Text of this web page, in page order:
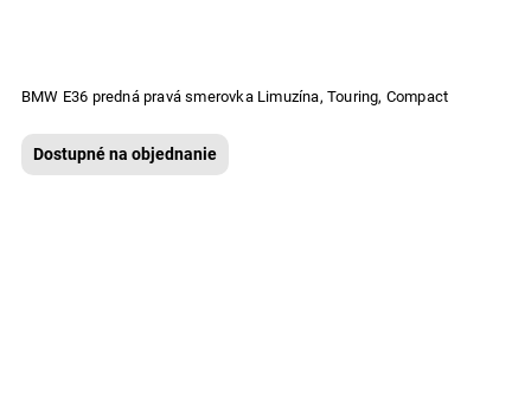
BMW E36 predná pravá smerovka Limuzína, Touring, Compact
Dostupné na objednanie